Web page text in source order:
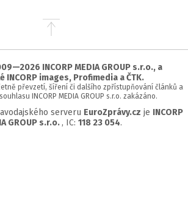
Přejít
stránky
INCORP MEDIA GROUP s.r.o., a
INCORP images, Profimedia a ČTK.
převzetí, šíření či dalšího zpřístupňování článků a
INCORP MEDIA GROUP s.r.o. zakázáno.
serveru EuroZprávy.cz je INCORP
GROUP s.r.o. , IC: 118 23 054.